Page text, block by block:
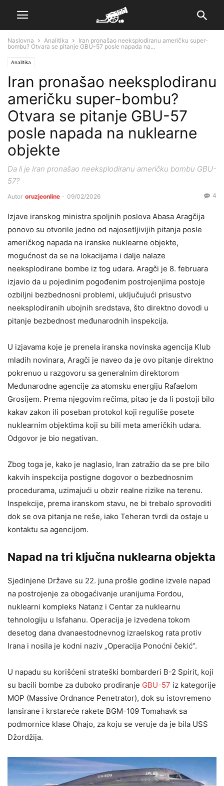
Naslovna Analitika
Iran pronašao neeksplodiranu američku super-
bombu? Otvara se pitanje GBU-57 posle napada na...
Analitika
Iran pronašao neeksplodiranu
američku super-bombu?
Otvara se pitanje GBU-57
posle napada na nuklearne
objekte
Da li je Iran pronašao neeksplodiranu američku bombu GBU-
57?
Autor oruzjeonline - 09/02/2026 4
Izjave iranskog ministra spoljnih poslova Abasa Aragčija
ponovo su otvorile jedno od najosetljivijih pitanja posle
američkog napada na iranske nuklearne objekte,
mogućnost da se na lokacijama i dalje nalaze
neeksplodirane bombe iz tog udara. Aragči je 8. februara
izjavio da u pojedinim pogođenim postrojenjima postoje
ozbiljni bezbednosni problemi, uključujući prisustvo
neeksplodiranih ubojnih sredstava, što direktno dovodi u
pitanje bezbednost međunarodnih inspekcija.
U izjavama koje je prenela iranska novinska agencija Klub
mladih novinara, Aragči je naveo da je ovo pitanje direktno
pokrenuo u razgovoru sa generalnim direktorom
Međunarodne agencije za atomsku energiju Rafaelom
Grosijem. Prema njegovim rečima, pitao je da li postoji bilo
kakav zakon ili poseban protokol koji reguliše posete
nuklearnim objektima koji su bili meta američkih udara.
Odgovor je bio negativan.
Zbog toga je, kako je naglasio, Iran zatražio da se pre bilo
kakvih inspekcija postigne dogovor o bezbednosnim
procedurama, uzimajući u obzir realne rizike na terenu.
Inspekcije, prema iranskom stavu, ne bi trebalo sprovoditi
dok se ova pitanja ne reše, iako Teheran tvrdi da ostaje u
kontaktu sa agencijom.
Napad na tri ključna nuklearna objekta
Sjedinjene Države su 22. juna prošle godine izvele napad
na postrojenje za obogaćivanje uranijuma Fordou,
nuklearni kompleks Natanz i Centar za nuklearnu
tehnologiju u Isfahanu. Operacija je izvedena tokom
desetog dana dvanaestodnevnog izraelskog rata protiv
Irana i nosila je kodni naziv „Operacija Ponoćni čekić“.
U napadu su korišćeni strateški bombarderi B-2 Spirit, koji
su bacili bombe za duboko prodiranje GBU-57 iz kategorije
MOP (Massive Ordnance Penetrator), dok su istovremeno
lansirane i krstareće rakete BGM-109 Tomahavk sa
podmornice klase Ohajo, za koju se veruje da je bila USS
Džordžija.